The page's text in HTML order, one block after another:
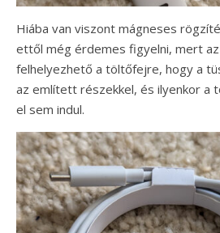
Hiába van viszont mágneses
ettől még érdemes figyelni, mert az
felhelyezhető a töltőfejre, hogy a
az említett részekkel, és ilyenkor a
el sem indul.